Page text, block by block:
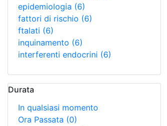
epidemiologia (6)
fattori di rischio (6)
ftalati (6)
inquinamento (6)
interferenti endocrini (6)
Durata
In qualsiasi momento
Ora Passata (0)